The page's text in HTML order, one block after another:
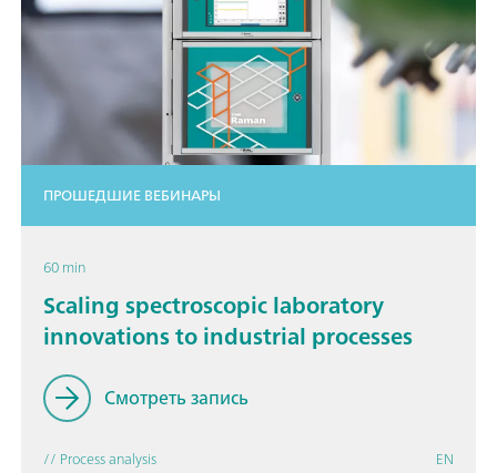
ПРОШЕДШИЕ ВЕБИНАРЫ
60 min
Scaling spectroscopic laboratory
innovations to industrial processes
Смотреть запись
// Process analysis EN